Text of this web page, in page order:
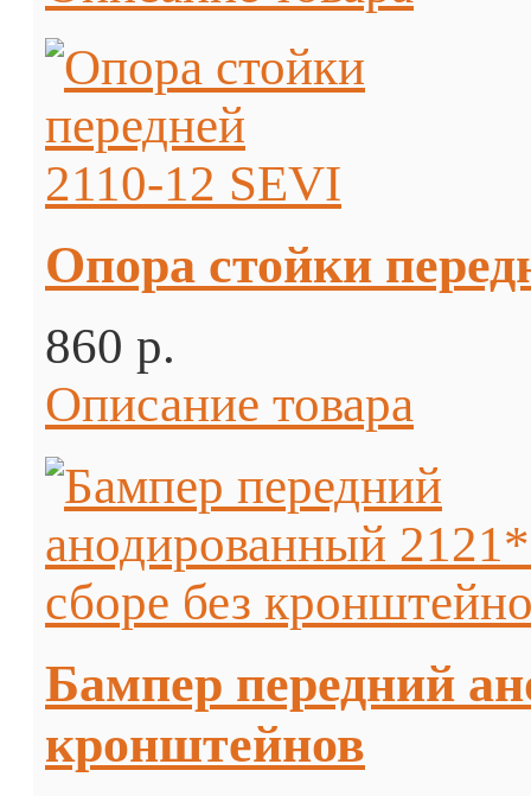
Опора стойки
860 p.
Описание товара
Бампер передний
кронштейнов